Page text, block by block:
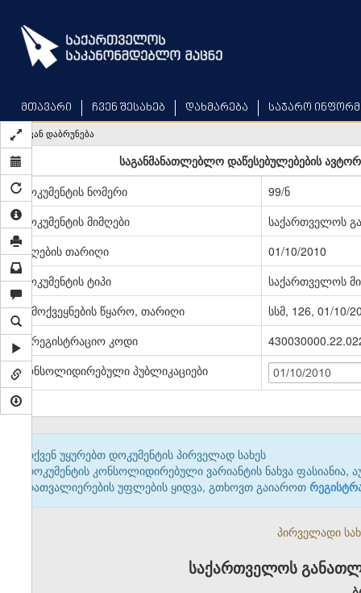
main
content
მთავარი ჩვენ შესახებ დახმარება საჯარო
უკან დაბრუნება
საგანმანათლებლო დაწესებულებების
დოკუმენტის ნომერი
99/ნ
დოკუმენტის მიმღები
საქართველოს
მიღების თარიღი
01/10/2010
დოკუმენტის ტიპი
საქართველოს
გამოქვეყნების წყარო, თარიღი
სსმ, 126, 01/10/
სარეგისტრაციო კოდი
კონსოლიდირებული პუბლიკაციები
01/10/2010
თქვენ უყურებთ დოკუმენტის პირველად სახეს
დოკუმენტის კონსოლიდირებული ვარიანტის ნახვა ფასიანია,
დათვალიერების უფლების ყიდვა, გთხოვთ გაიაროთ
პირველადი
საქართველოს